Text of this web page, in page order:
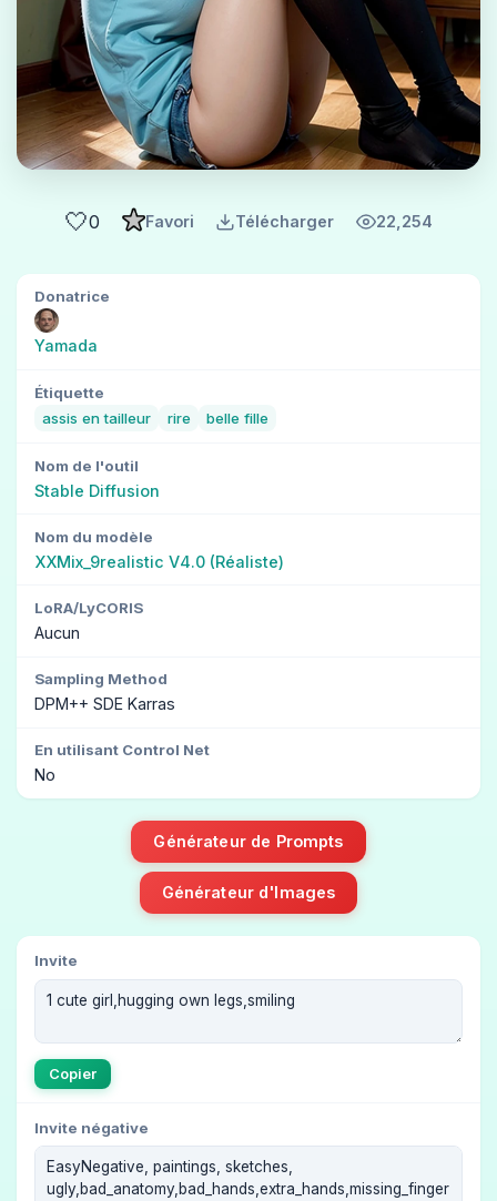
🤍0 Favori Télécharger 22,254
Donatrice
Yamada
Étiquette
assis en tailleur
rire belle fille
Nom de l'outil
Stable Diffusion
Nom du modèle
XXMix_9realistic V4.0 (Réaliste)
LoRA/LyCORIS
Aucun
Sampling Method
DPM++ SDE Karras
En utilisant Control Net
No
Générateur de Prompts
Générateur d'Images
Invite
Copier
Invite négative